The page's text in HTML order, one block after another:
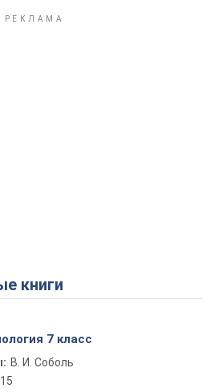
книги
7 класс
В. И. Соболь